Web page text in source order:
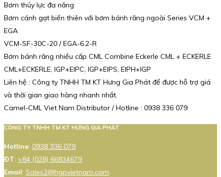
Bơm thủy lực đa năng
Bơm cánh gạt biến thiên với bơm bánh răng ngoài Series VCM +
EGA
VCM-SF-30C-20 / EGA-6.2-R
Bơm bánh răng nhiều cấp CML Combine Eckerle CML + ECKERLE
CML+ECKERLE, IGP+EIPC, IGP+EIPS, EIPH+IGP
Liên hệ : Công ty TNHH TM KT Hưng Gia Phát để được hỗ trợ giá
và thời gian giao hàng nhanh nhất.
Camel-CML Viet Nam Distributor / Hotline : 0938 336 079
CÔNG TY TNHH TM KT HƯNG GIA PHÁT
Hotline: 0938 336 079
ĐT: +84 (028) 66834679
Email: Sales2@hgpvietnam.com